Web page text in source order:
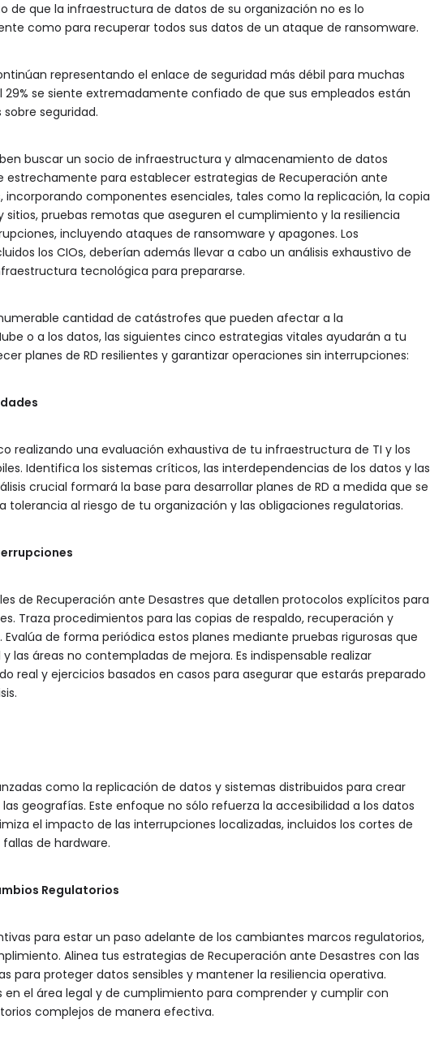
de que la infraestructura de datos de su organización no es lo
como para recuperar todos sus datos de un ataque de ransomware.
representando el enlace de seguridad más débil para muchas
29% se siente extremadamente confiado de que sus empleados están
seguridad.
buscar un socio de infraestructura y almacenamiento de datos
estrechamente para establecer estrategias de Recuperación ante
incorporando componentes esenciales, tales como la replicación, la copia
sitios, pruebas remotas que aseguren el cumplimiento y la resiliencia
incluyendo ataques de ransomware y apagones. Los
los CIOs, deberían además llevar a cabo un análisis exhaustivo de
tecnológica para prepararse.
cantidad de catástrofes que pueden afectar a la
o a los datos, las siguientes cinco estrategias vitales ayudarán a tu
planes de RD resilientes y garantizar operaciones sin interrupciones:
realizando una evaluación exhaustiva de tu infraestructura de TI y los
Identifica los sistemas críticos, las interdependencias de los datos y las
crucial formará la base para desarrollar planes de RD a medida que se
tolerancia al riesgo de tu organización y las obligaciones regulatorias.
de Recuperación ante Desastres que detallen protocolos explícitos para
Traza procedimientos para las copias de respaldo, recuperación y
de forma periódica estos planes mediante pruebas rigurosas que
las áreas no contempladas de mejora. Es indispensable realizar
real y ejercicios basados en casos para asegurar que estarás preparado
como la replicación de datos y sistemas distribuidos para crear
geografías. Este enfoque no sólo refuerza la accesibilidad a los datos
el impacto de las interrupciones localizadas, incluidos los cortes de
de hardware.
Regulatorios
para estar un paso adelante de los cambiantes marcos regulatorios,
Alinea tus estrategias de Recuperación ante Desastres con las
para proteger datos sensibles y mantener la resiliencia operativa.
en el área legal y de cumplimiento para comprender y cumplir con
complejos de manera efectiva.